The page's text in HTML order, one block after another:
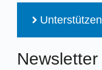
Newsletter